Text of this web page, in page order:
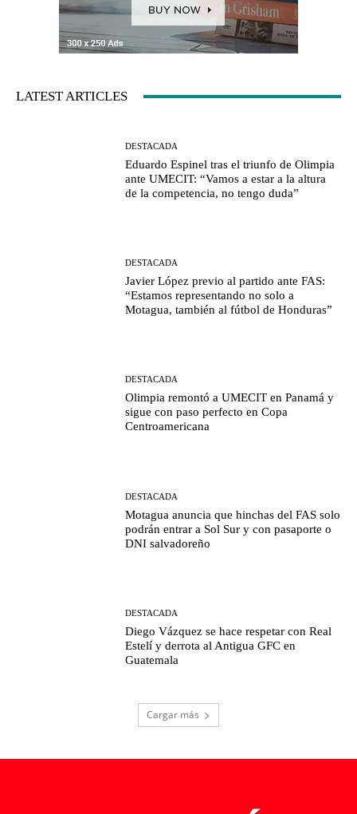
LATEST ARTICLES
DESTACADA
Eduardo Espinel tras el triunfo de Olimpia
ante UMECIT: “Vamos a estar a la altura
de la competencia, no tengo duda”
DESTACADA
Javier López previo al partido ante FAS:
“Estamos representando no solo a
Motagua, también al fútbol de Honduras”
DESTACADA
Olimpia remontó a UMECIT en Panamá y
sigue con paso perfecto en Copa
Centroamericana
DESTACADA
Motagua anuncia que hinchas del FAS solo
podrán entrar a Sol Sur y con pasaporte o
DNI salvadoreño
DESTACADA
Diego Vázquez se hace respetar con Real
Estelí y derrota al Antigua GFC en
Guatemala
Cargar más